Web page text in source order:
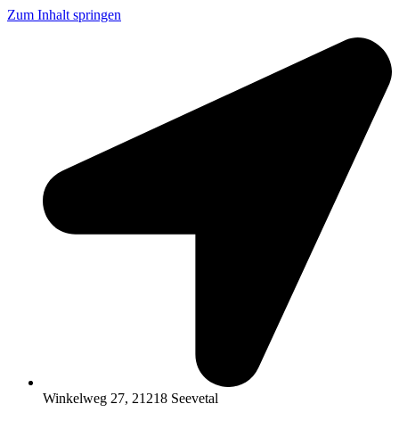
Zum Inhalt springen
Winkelweg 27, 21218 Seevetal